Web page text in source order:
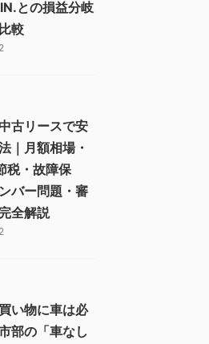
との損益分岐
較
古リースで安
｜月額相場・
税・故障保
バー問題・審
全解説
い物に車は必
部の「車なし